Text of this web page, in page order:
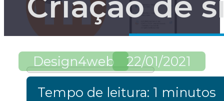
Design4web 22/01/2021
Tempo de leitura: 1 minutos